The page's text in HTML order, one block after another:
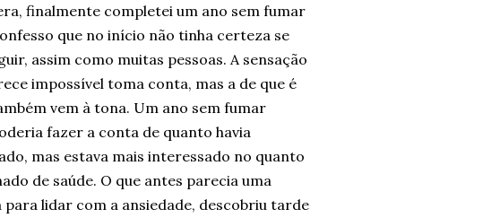
finalmente completei um ano sem fumar
que no início não tinha certeza se
assim como muitas pessoas. A sensação
impossível toma conta, mas a de que é
vem à tona. Um ano sem fumar
fazer a conta de quanto havia
mas estava mais interessado no quanto
de saúde. O que antes parecia uma
lidar com a ansiedade, descobriu tarde